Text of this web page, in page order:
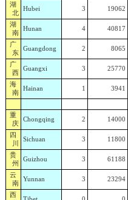
湖
北
Hubei 3 19062
湖
南
Hunan 4 40817
广
东
Guangdong 2 8065
广
西
Guangxi 3 25770
海
南
Hainan 1 3941
重
庆
Chongqing 2 14000
四
川
Sichuan 3 11800
贵
州
Guizhou 3 61188
云
南
Yunnan 3 23294
西